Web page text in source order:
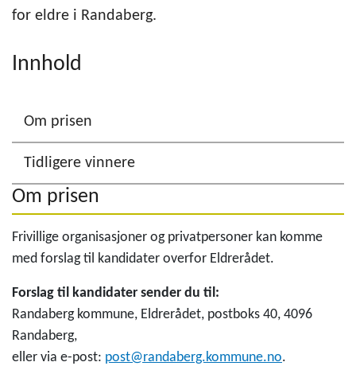
for eldre i Randaberg.
Innhold
Om prisen
Tidligere vinnere
Om prisen
Frivillige organisasjoner og privatpersoner kan komme
med forslag til kandidater overfor Eldrerådet.
Forslag til kandidater sender du til:
Randaberg kommune, Eldrerådet, postboks 40, 4096
Randaberg,
eller via e-post: post@randaberg.kommune.no.